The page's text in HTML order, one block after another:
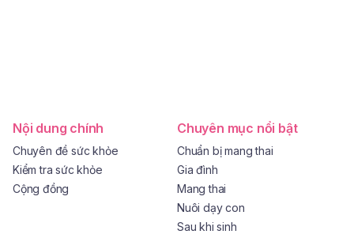
Nội dung chính
Chuyên đề sức khỏe
Kiểm tra sức khỏe
Cộng đồng
Chuyên mục nổi bật
Chuẩn bị mang thai
Gia đình
Mang thai
Nuôi dạy con
Sau khi sinh